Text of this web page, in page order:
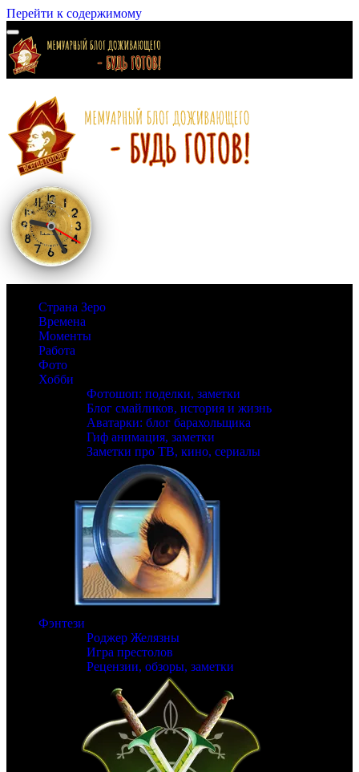
Перейти к содержимому
Страна Зеро
Времена
Моменты
Работа
Фото
Хобби
Фотошоп: поделки, заметки
Блог смайликов, история и жизнь
Аватарки: блог барахольщика
Гиф анимация, заметки
Заметки про ТВ, кино, сериалы
Фэнтези
Роджер Желязны
Игра престолов
Рецензии, обзоры, заметки